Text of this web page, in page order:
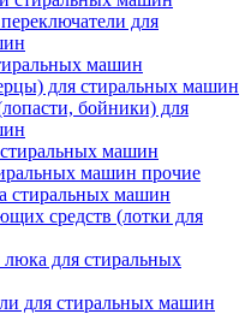
для
машин
для стиральных машин
бойники) для
машин
машин прочие
стиральных машин
средств (лотки для
для стиральных
для стиральных машин